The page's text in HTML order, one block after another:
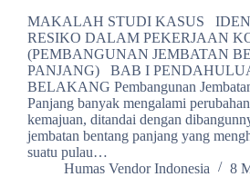
MAKALAH STUDI KASUS
RESIKO DALAM PEKERJAAN
(PEMBANGUNAN JEMBATAN
PANJANG) BAB I
BELAKANG Pembangunan
Panjang banyak mengalami
kemajuan, ditandai dengan
jembatan bentang panjang yang
suatu pulau…
Humas Vendor Indonesia
8